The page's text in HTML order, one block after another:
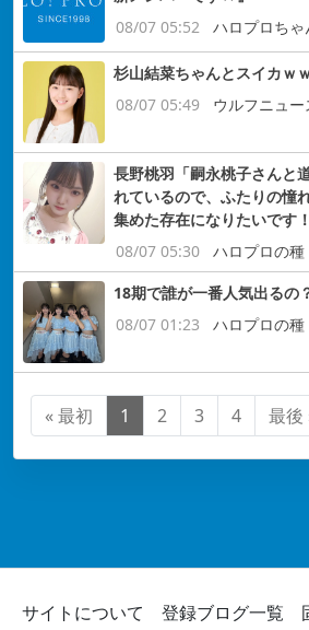
08/07 05:52
ハロプロちゃ
杉山結菜ちゃんとスイカｗ
08/07 05:49
ウルフニュー
長野桃羽「嗣永桃子さんと
れているので、ふたりの憧
集めた存在になりたいです！
08/07 05:30
ハロプロの種
18期で誰が一番人気出るの
08/07 01:23
ハロプロの種
« 最初 1 2 3 4 最後
サイトについて 登録ブログ一覧